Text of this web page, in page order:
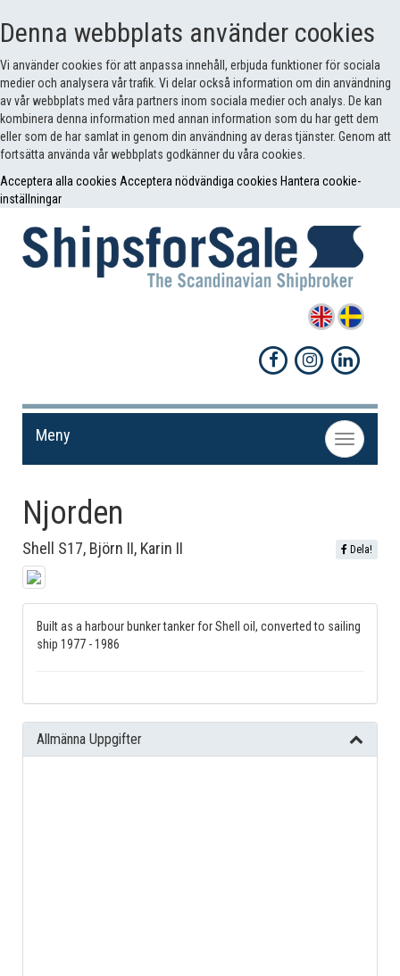
Denna webbplats använder cookies
Vi använder cookies för att anpassa innehåll, erbjuda funktioner för sociala
medier och analysera vår trafik. Vi delar också information om din användning
av vår webbplats med våra partners inom sociala medier och analys. De kan
kombinera denna information med annan information som du har gett dem
eller som de har samlat in genom din användning av deras tjänster. Genom att
fortsätta använda vår webbplats godkänner du våra cookies.
Acceptera alla cookies Acceptera nödvändiga cookies Hantera cookie-
inställningar
Toggle
navigation
Meny
Njorden
Shell S17, Björn II, Karin II Dela!
Built as a harbour bunker tanker for Shell oil, converted to sailing
ship 1977 - 1986
Allmänna Uppgifter